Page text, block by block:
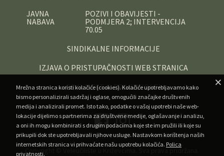
JAVNA
NABAVA
POZIVI I OBAVIJESTI -
PODMJERA 2; INTERVENCIJA
70.05
SINDIKALNE INFORMACIJE
IZJAVA O PRISTUPAČNOSTI WEB STRANICA
OBAVIJEST O PRIVATNOSTI
Copyright © Veleučilište u Križevcima . Sva prava pridržana.
Mrežna stranica koristi kolačiće (cookies). Kolačiće upotrebljavamo kako
bismo personalizirali sadržaj i oglase, omogućili značajke društvenih
medija i analizirali promet. Isto tako, podatke o vašoj upotrebi naše web-
lokacije dijelimo s partnerima za društvene medije, oglašavanje i analizu,
a oni ih mogu kombinirati s drugim podacima koje ste im pružili ili koje su
prikupili dok ste upotrebljavali njihove usluge. Nastavkom korištenja naših
internetskih stranica vi prihvaćate našu upotrebu kolačića. Polica
privatnosti.